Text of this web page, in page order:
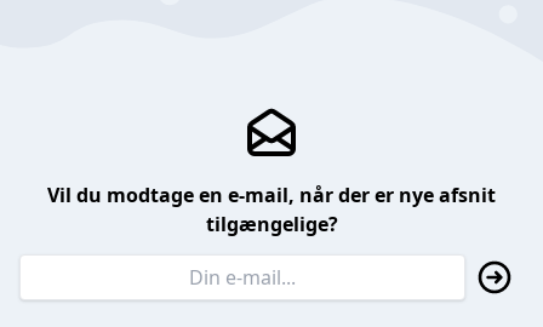
Vil du modtage en e-mail, når der er nye afsnit
tilgængelige?